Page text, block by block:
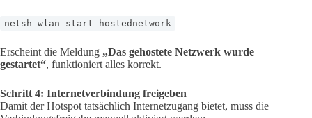
netsh wlan start hostednetwork
Erscheint die Meldung „Das gehostete Netzwerk wurde
gestartet“, funktioniert alles korrekt.
Schritt 4: Internetverbindung freigeben
Damit der Hotspot tatsächlich Internetzugang bietet, muss die